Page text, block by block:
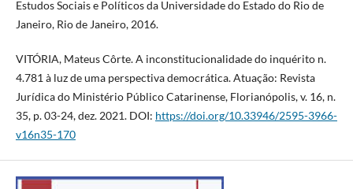
Estudos Sociais e Políticos da Universidade do Estado do Rio de
Janeiro, Rio de Janeiro, 2016.
VITÓRIA, Mateus Côrte. A inconstitucionalidade do inquérito n.
4.781 à luz de uma perspectiva democrática. Atuação: Revista
Jurídica do Ministério Público Catarinense, Florianópolis, v. 16, n.
35, p. 03-24, dez. 2021. DOI: https://doi.org/10.33946/2595-3966-
v16n35-170